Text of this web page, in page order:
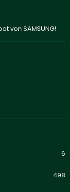
von SAMSUNG!
6
498